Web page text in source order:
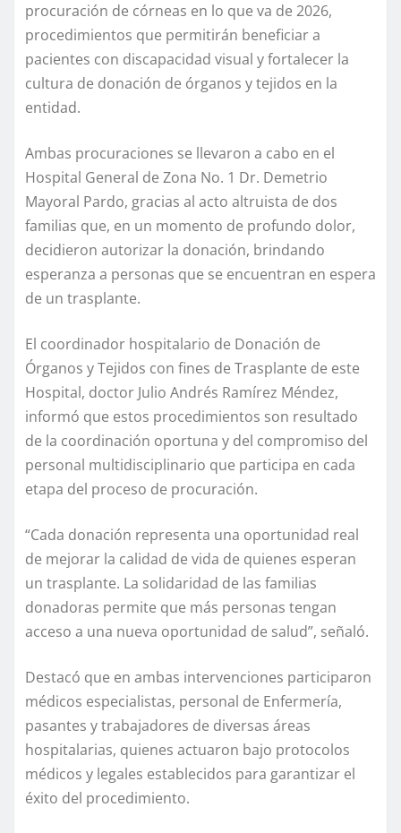
procuración de córneas en lo que va de 2026,
procedimientos que permitirán beneficiar a
pacientes con discapacidad visual y fortalecer la
cultura de donación de órganos y tejidos en la
entidad.
Ambas procuraciones se llevaron a cabo en el
Hospital General de Zona No. 1 Dr. Demetrio
Mayoral Pardo, gracias al acto altruista de dos
familias que, en un momento de profundo dolor,
decidieron autorizar la donación, brindando
esperanza a personas que se encuentran en espera
de un trasplante.
El coordinador hospitalario de Donación de
Órganos y Tejidos con fines de Trasplante de este
Hospital, doctor Julio Andrés Ramírez Méndez,
informó que estos procedimientos son resultado
de la coordinación oportuna y del compromiso del
personal multidisciplinario que participa en cada
etapa del proceso de procuración.
“Cada donación representa una oportunidad real
de mejorar la calidad de vida de quienes esperan
un trasplante. La solidaridad de las familias
donadoras permite que más personas tengan
acceso a una nueva oportunidad de salud”, señaló.
Destacó que en ambas intervenciones participaron
médicos especialistas, personal de Enfermería,
pasantes y trabajadores de diversas áreas
hospitalarias, quienes actuaron bajo protocolos
médicos y legales establecidos para garantizar el
éxito del procedimiento.